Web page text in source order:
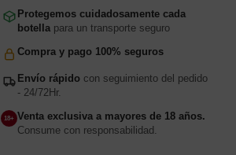
Protegemos cuidadosamente cada
botella para un transporte seguro
Compra y pago 100% seguros
Envío rápido con seguimiento del pedido
- 24/72Hr.
18+ Venta exclusiva a mayores de 18 años.
Consume con responsabilidad.